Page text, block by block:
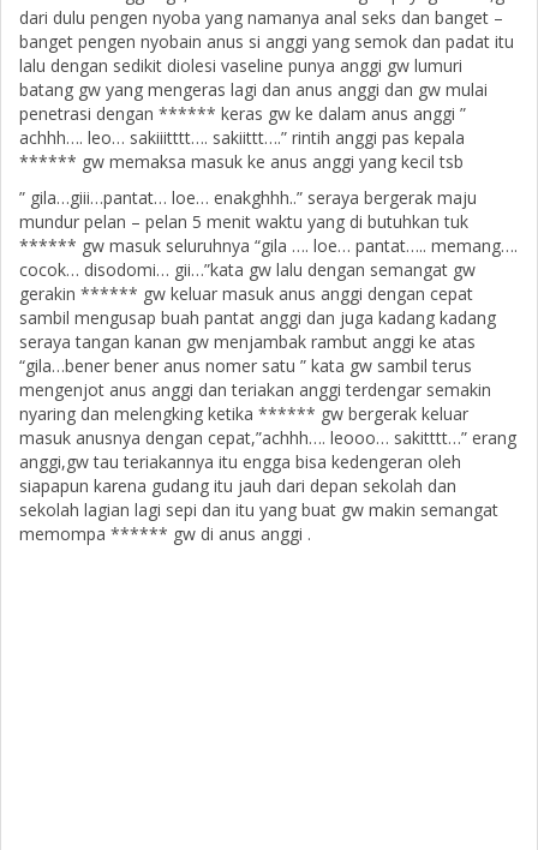
dari dulu pengen nyoba yang namanya anal seks dan banget –
banget pengen nyobain anus si anggi yang semok dan padat itu
lalu dengan sedikit diolesi vaseline punya anggi gw lumuri
batang gw yang mengeras lagi dan anus anggi dan gw mulai
penetrasi dengan ****** keras gw ke dalam anus anggi ”
achhh…. leo… sakiiitttt…. sakiittt….” rintih anggi pas kepala
****** gw memaksa masuk ke anus anggi yang kecil tsb
” gila…giii…pantat… loe… enakghhh..” seraya bergerak maju
mundur pelan – pelan 5 menit waktu yang di butuhkan tuk
****** gw masuk seluruhnya “gila …. loe… pantat….. memang….
cocok… disodomi… gii…”kata gw lalu dengan semangat gw
gerakin ****** gw keluar masuk anus anggi dengan cepat
sambil mengusap buah pantat anggi dan juga kadang kadang
seraya tangan kanan gw menjambak rambut anggi ke atas
“gila…bener bener anus nomer satu ” kata gw sambil terus
mengenjot anus anggi dan teriakan anggi terdengar semakin
nyaring dan melengking ketika ****** gw bergerak keluar
masuk anusnya dengan cepat,”achhh…. leooo… sakitttt…” erang
anggi,gw tau teriakannya itu engga bisa kedengeran oleh
siapapun karena gudang itu jauh dari depan sekolah dan
sekolah lagian lagi sepi dan itu yang buat gw makin semangat
memompa ****** gw di anus anggi .